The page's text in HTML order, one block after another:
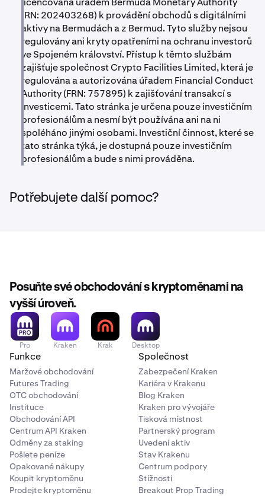
(RN: 202403268) k provádění obchodů s digitálními
aktivy na Bermudách a z Bermud. Tyto služby nejsou
regulovány ani kryty opatřeními na ochranu investorů
ve Spojeném království. Přístup k těmto službám
zajišťuje společnost Crypto Facilities Limited, která je
regulována a autorizována úřadem Financial Conduct
Authority (FRN: 757895) k zajišťování transakcí s
investicemi. Tato stránka je určena pouze investičním
profesionálům a nesmí být používána ani na ni
spoléháno jinými osobami. Investiční činnost, které se
tato stránka týká, je dostupná pouze investičním
profesionálům a bude s nimi prováděna.
Potřebujete další pomoc?
Posuňte své obchodování s kryptoměnami na
vyšší úroveň.
Pro Kraken Krak Desktop
Funkce
Maržové obchodování
Futures Trading
OTC obchodování
Instituce
Obchodování API
Centrum API Kraken
Odměny za staking
Pošlete peníze
Opakované nákupy
Koupit kryptoměnu
Prodejte kryptoměnu
Společnost
Zabezpečení Kraken
Kariéra v Krakenu
Blog Kraken
Kraken pro vývojáře
Tisková místnost
Partnerský program
Uvedení aktiv
Stav Krakenu
Centrum podpory
Stížnosti
Breakout Prop Trading